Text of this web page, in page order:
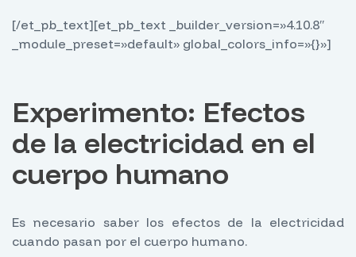
[/et_pb_text][et_pb_text _builder_version=»4.10.8″
_module_preset=»default» global_colors_info=»{}»]
Experimento: Efectos
de la electricidad en el
cuerpo humano
Es necesario saber los efectos de la electricidad
cuando pasan por el cuerpo humano.